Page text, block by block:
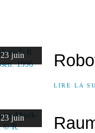
23 juin
LIRE LA
23 juin